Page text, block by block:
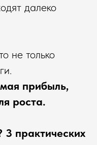
далеко
не только
прибыль,
роста.
практических